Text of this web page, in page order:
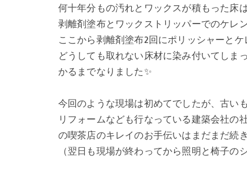
何十年分もの汚れとワックスが積もった床
剥離剤塗布とワックストリッパーでのケレ
ここから剥離剤塗布2回にポリッシャーと
どうしても取れない床材に染み付いてしま
かるまでなりました✨
今回のような現場は初めてでしたが、古い
リフォームなども行なっている建築会社の
の喫茶店のキレイのお手伝いはまだまだ続
（翌日も現場が終わってから照明と椅子の